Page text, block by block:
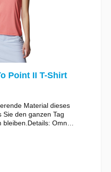
Point II T-Shirt
Material dieses
Sie den ganzen Tag
Omni-
Lifestyle